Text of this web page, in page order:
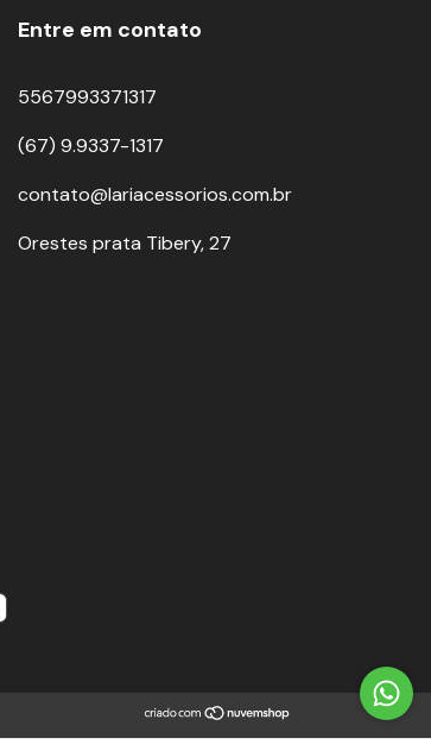
Entre em contato
5567993371317
(67) 9.9337-1317
contato@lariacessorios.com.br
Orestes prata Tibery, 27